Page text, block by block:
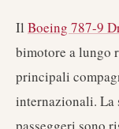
Il Boeing 787-9
bimotore a lungo
principali
internazionali. La